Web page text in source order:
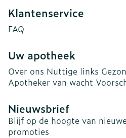
Klantenservice
FAQ
Uw apotheek
Over ons Nuttige links
Apotheker van wacht
Nieuwsbrief
Blijf op de hoogte van
promoties